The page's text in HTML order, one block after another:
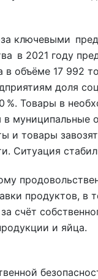
ключевыми
в 2021 году
в объёме 17 992
доля
%. Товары в
в муниципальные
и товары
Ситуация
продуктов, в
счёт
и яйца.